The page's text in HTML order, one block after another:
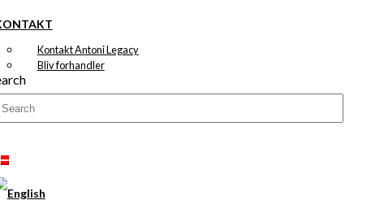
Kontakt Antoni Legacy
Bliv forhandler